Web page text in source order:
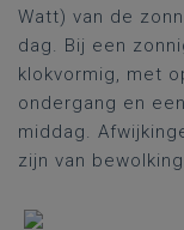
Watt) van de
dag. Bij een
klokvormig, met
ondergang en
middag.
zijn van